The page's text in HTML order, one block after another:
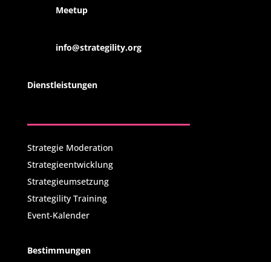
Meetup
info@strategility.org
Dienstleistungen
Strategie Moderation
Strategieentwicklung
Strategieumsetzung
Strategility Training
Event-Kalender
Bestimmungen